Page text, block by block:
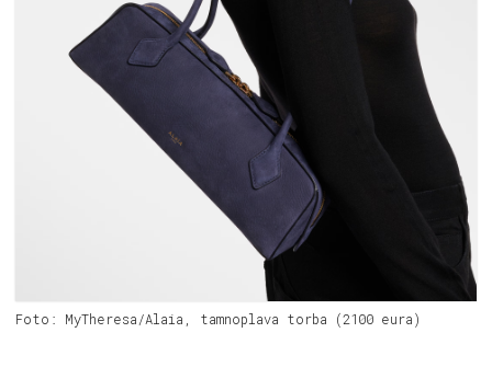
Foto: MyTheresa/Alaia, tamnoplava torba (2100 eura)